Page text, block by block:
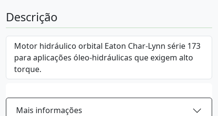
Descrição
Motor hidráulico orbital Eaton Char-Lynn série 173
para aplicações óleo-hidráulicas que exigem alto
torque.
Mais informações